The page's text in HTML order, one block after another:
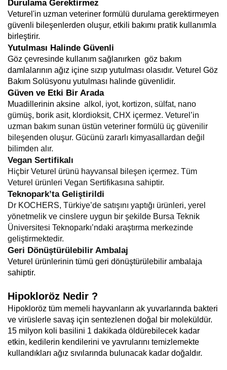
Durulama Gerektirmez
Veturel'in uzman veteriner formülü durulama gerektirmeyen
güvenli bileşenlerden oluşur, etkili bakımı pratik kullanımla
birleştirir.
Yutulması Halinde Güvenli
Göz çevresinde kullanım sağlanırken göz bakım
damlalarının ağız içine sızıp yutulması olasıdır. Veturel Göz
Bakım Solüsyonu yutulması halinde güvenlidir.
Güven ve Etki Bir Arada
Muadillerinin aksine alkol, iyot, kortizon, sülfat, nano
gümüş, borik asit, klordioksit, CHX içermez. Veturel’in
uzman bakım sunan üstün veteriner formülü üç güvenilir
bileşenden oluşur. Gücünü zararlı kimyasallardan değil
bilimden alır.
Vegan Sertifikalı
Hiçbir Veturel ürünü hayvansal bileşen içermez. Tüm
Veturel ürünleri Vegan Sertifikasına sahiptir.
Teknopark’ta Geliştirildi
Dr KOCHERS, Türkiye’de satışını yaptığı ürünleri, yerel
yönetmelik ve cinslere uygun bir şekilde Bursa Teknik
Üniversitesi Teknoparkı’ndaki araştırma merkezinde
geliştirmektedir.
Geri Dönüştürülebilir Ambalaj
Veturel ürünlerinin tümü geri dönüştürülebilir ambalaja
sahiptir.
Hipokloröz Nedir ?
Hipokloröz tüm memeli hayvanların ak yuvarlarında bakteri
ve virüslerle savaş için sentezlenen doğal bir moleküldür.
15 milyon koli basilini 1 dakikada öldürebilecek kadar
etkin, kedilerin kendilerini ve yavrularını temizlemekte
kullandıkları ağız sıvılarında bulunacak kadar doğaldır.